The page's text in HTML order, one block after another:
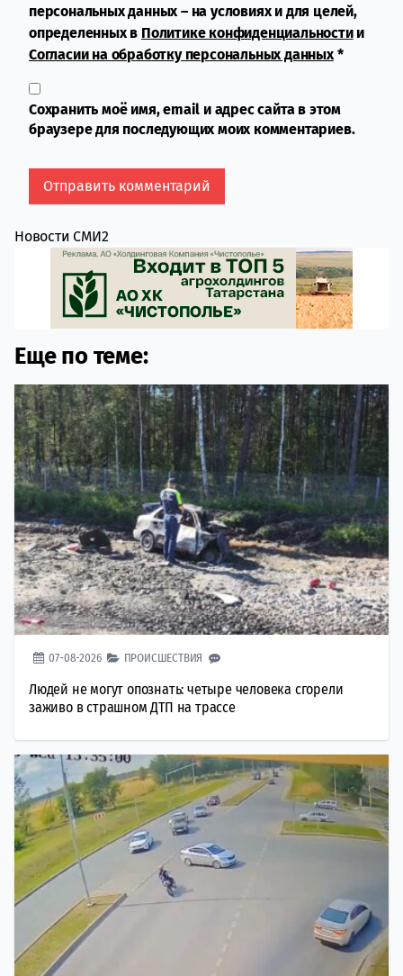
персональных данных – на условиях и для целей,
определенных в Политике конфиденциальностии
Согласии на обработку персональных данных*
Сохранить моё имя, email и адрес сайта в этом
браузере для последующих моих комментариев.
Новости СМИ2
Еще по теме:
07-08-2026 ПРОИСШЕСТВИЯ
Людей не могут опознать: четыре человека сгорели
заживо в страшном ДТП на трассе